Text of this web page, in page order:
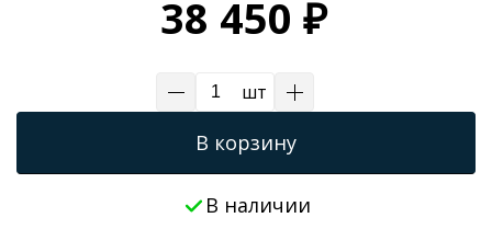
38 450 ₽
шт
В корзину
В наличии